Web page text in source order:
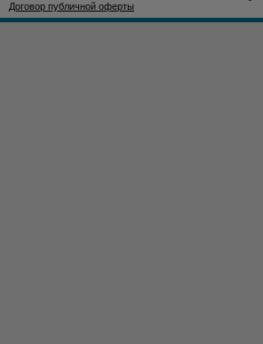
Договор публичной оферты